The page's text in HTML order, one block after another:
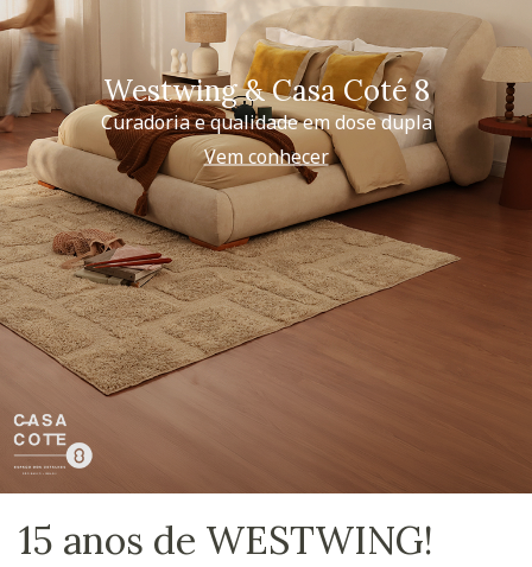
Westwing & Casa Coté 8
Curadoria e qualidade em dose dupla
Vem conhecer
15 anos de WESTWING!